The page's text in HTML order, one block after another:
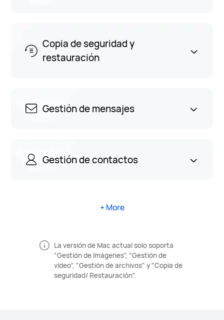
Copia de seguridad y
restauración
Gestión de mensajes
Gestión de contactos
+ More
La versión de Mac actual solo soporta
"Gestión de Imágenes", "Gestión de
video", "Gestión de archivos" y "Copia de
seguridad/ Restauración".